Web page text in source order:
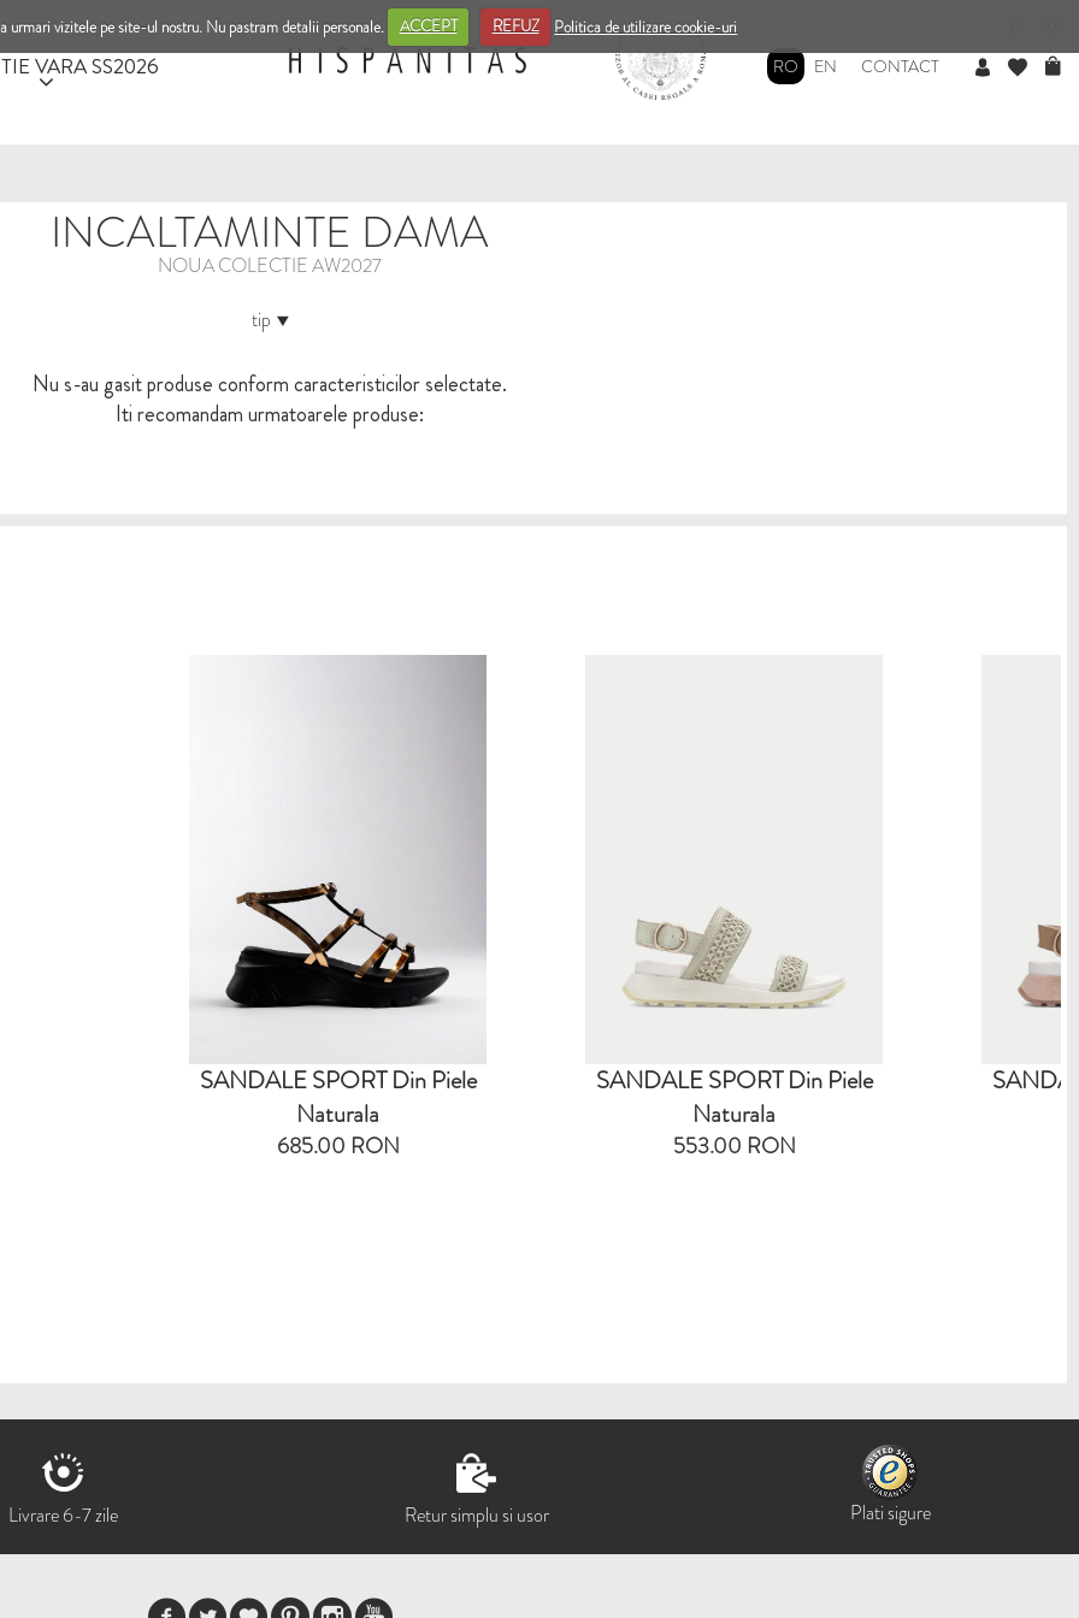
urmari vizitele pe site-ul nostru. Nu pastram detalii personale. ACCEPT REFUZ Politica de utilizare cookie-uri
VARA SS2026 RO EN CONTACT
INCALTAMINTE DAMA
NOUA COLECTIE AW2027
tip
Nu s-au gasit produse conform caracteristicilor selectate.
Iti recomandam urmatoarele produse:
SPORT Din Piele
SANDALE SPORT Din Piele
SANDALE SPORT Din Piele
Livrare 6-7 zile Retur simplu si usor Plati sigure